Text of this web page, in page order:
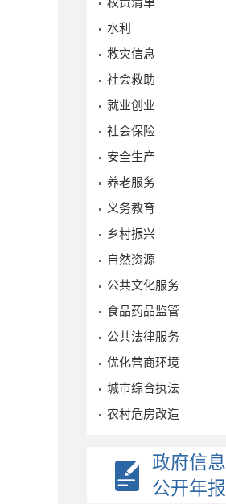
水利
救灾信息
社会救助
就业创业
社会保险
安全生产
养老服务
义务教育
乡村振兴
自然资源
公共文化服务
食品药品监管
公共法律服务
优化营商环境
城市综合执法
农村危房改造
政府信息
公开年报